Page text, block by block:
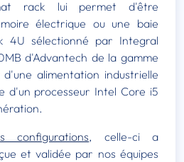
rack lui permet d'être
électrique ou une baie
4U sélectionné par Integral
d'Advantech de la gamme
alimentation industrielle
d'un processeur Intel Core i5
configurations, celle-ci a
et validée par nos équipes